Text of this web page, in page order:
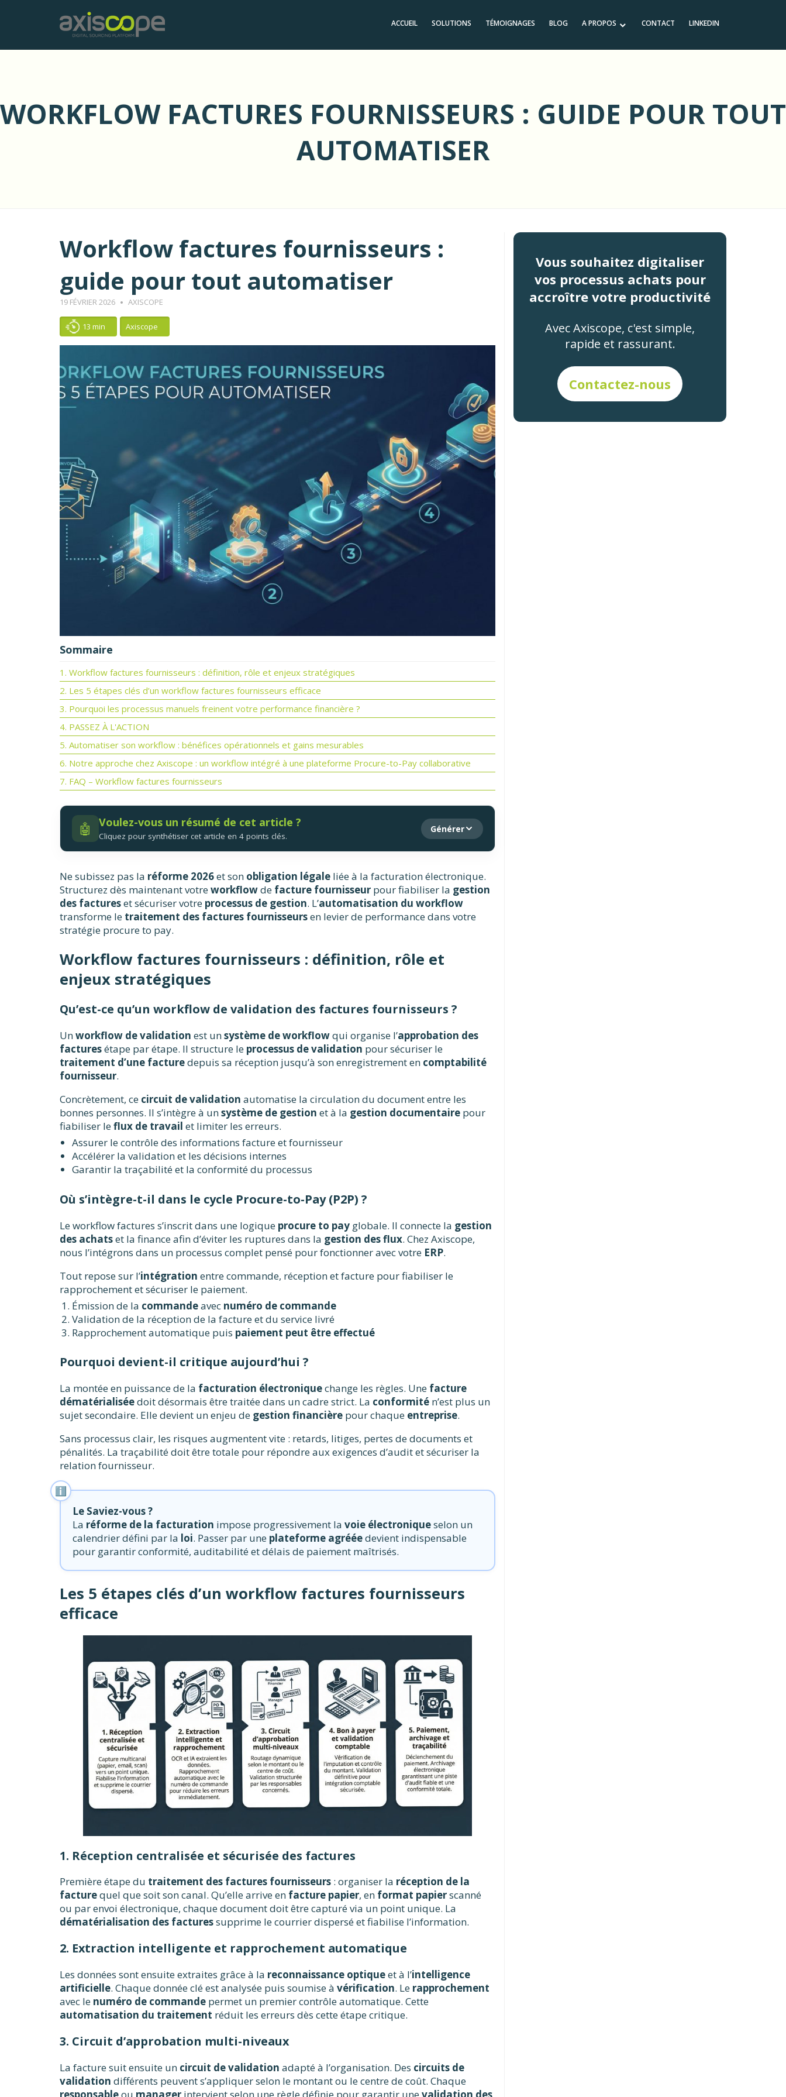
ACCUEIL SOLUTIONS TÉMOIGNAGES BLOG A PROPOS CONTACT LINKEDIN
WORKFLOW FACTURES FOURNISSEURS : GUIDE POUR TOUT
AUTOMATISER
Workflow factures fournisseurs :
guide pour tout automatiser
19 FÉVRIER 2026 AXISCOPE
13 min Axiscope
Sommaire
1. Workflow factures fournisseurs : définition, rôle et enjeux stratégiques
2. Les 5 étapes clés d’un workflow factures fournisseurs efficace
3. Pourquoi les processus manuels freinent votre performance financière ?
4. PASSEZ À L'ACTION
5. Automatiser son workflow : bénéfices opérationnels et gains mesurables
6. Notre approche chez Axiscope : un workflow intégré à une plateforme Procure-to-Pay collaborative
7. FAQ – Workflow factures fournisseurs
🤖 Voulez-vous un résumé de cet article ?
Cliquez pour synthétiser cet article en 4 points clés.
Générer
Ne subissez pas la réforme 2026et son obligation légale liée à la facturation électronique.
Structurez dès maintenant votreworkflowde facture fournisseur pour fiabiliser la gestion
des factureset sécuriser votre processus de gestion. L’automatisation du workflow
transforme le traitement des factures fournisseursen levier de performance dans votre
stratégie procure to pay.
Workflow factures fournisseurs : définition, rôle et
enjeux stratégiques
Qu’est-ce qu’un workflow de validation des factures fournisseurs ?
Unworkflow de validation est unsystème de workflowqui organise l’approbation des
facturesétape par étape. Il structure le processus de validation pour sécuriser le
traitement d’une facturedepuis sa réception jusqu’à son enregistrement en comptabilité
fournisseur.
Concrètement, ce circuit de validation automatise la circulation du document entre les
bonnes personnes. Il s’intègre à unsystème de gestion et à la gestion documentaire pour
fiabiliser leflux de travail et limiter les erreurs.
Assurer le contrôle des informations facture et fournisseur
Accélérer la validation et les décisions internes
Garantir la traçabilité et la conformité du processus
Où s’intègre-t-il dans le cycle Procure-to-Pay (P2P) ?
Le workflow factures s’inscrit dans une logique procure to pay globale. Il connecte la gestion
des achatset la finance afin d’éviter les ruptures dans la gestion des flux. Chez Axiscope,
nous l’intégrons dans un processus complet pensé pour fonctionner avec votre ERP.
Tout repose sur l’intégration entre commande, réception et facture pour fiabiliser le
rapprochement et sécuriser le paiement.
Émission de la commandeavec numéro de commande
Validation de la réception de la facture et du service livré
Rapprochement automatique puis paiement peut être effectué
Pourquoi devient-il critique aujourd’hui ?
La montée en puissance de la facturation électroniquechange les règles. Une facture
dématérialiséedoit désormais être traitée dans un cadre strict. La conformité n’est plus un
sujet secondaire. Elle devient un enjeu de gestion financière pour chaque entreprise.
Sans processus clair, les risques augmentent vite : retards, litiges, pertes de documents et
pénalités. La traçabilité doit être totale pour répondre aux exigences d’audit et sécuriser la
relation fournisseur.
Le Saviez-vous ?
La réforme de la facturation impose progressivement la voie électroniqueselon un
calendrier défini par la loi. Passer par une plateforme agrééedevient indispensable
pour garantir conformité, auditabilité et délais de paiement maîtrisés.
Les 5 étapes clés d’un workflow factures fournisseurs
efficace
1. Réception centralisée et sécurisée des factures
Première étape du traitement des factures fournisseurs : organiser la réception de la
facturequel que soit son canal. Qu’elle arrive en facture papier, en format papierscanné
ou par envoi électronique, chaque document doit être capturé via un point unique. La
dématérialisation des facturessupprime le courrier dispersé et fiabilise l’information.
2. Extraction intelligente et rapprochement automatique
Les données sont ensuite extraites grâce à la reconnaissance optiqueet à l’intelligence
artificielle. Chaque donnée clé est analysée puis soumise à vérification. Le rapprochement
avec le numéro de commande permet un premier contrôle automatique. Cette
automatisation du traitement réduit les erreurs dès cette étape critique.
3. Circuit d’approbation multi-niveaux
La facture suit ensuite un circuit de validation adapté à l’organisation. Des circuits de
validation différents peuvent s’appliquer selon le montant ou le centre de coût. Chaque
Vous souhaitez digitaliser
vos processus achats pour
accroître votre productivité
Avec Axiscope, c'est simple,
rapide et rassurant.
Contactez-nous